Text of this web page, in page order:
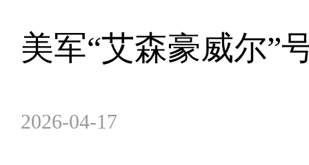
美军“艾森豪威尔”
2026-04-17